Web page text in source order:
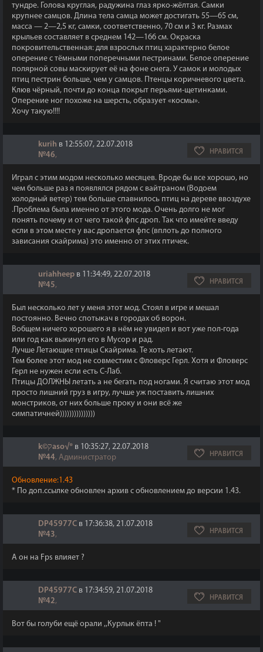
тундре. Голова круглая, радужина глаз ярко-жёлтая. Самки
крупнее самцов. Длина тела самца может достигать 55—65 см,
масса — 2—2,5 кг, самки, соответственно, 70 см и 3 кг. Размах
крыльев составляет в среднем 142—166 см. Окраска
покровительственная: для взрослых птиц характерно белое
оперение с тёмными поперечными пестринами. Белое оперение
полярной совы маскирует её на фоне снега. У самок и молодых
птиц пестрин больше, чем у самцов. Птенцы коричневого цвета.
Клюв чёрный, почти до конца покрыт перьями-щетинками.
Оперение ног похоже на шерсть, образует «космы».
Хочу такую!!!!
kurih в 12:55:07, 22.07.2018
№46, НРАВИТСЯ
Играл с этим модом несколько месяцев. Вроде бы все хорошо, но
чем больше раз я появлялся рядом с вайтраном (Водоем
холодный ветер) тем больше спавнилось птиц на дереве ввоздухе
.Проблема была именно от этого мода. Очень долго не мог
понять почему и от чего такой фпс дроп. Так что имейте введу
если в этом месте у вас дропается фпс (вплоть до полного
зависания скайрима) это именно от этих птичек.
uriahheep в 11:34:49, 22.07.2018
№45, НРАВИТСЯ
Был несколько лет у меня этот мод. Стоял в игре и мешал
постоянно. Вечно спотыкач в городах об ворон.
Вобщем ничего хорошего я в нём не увидел и вот уже пол-года
или год как выкинул его в Мусор и рад.
Лучше Летающие птицы Скайрима. Те хоть летают.
Тем более этот мод не совместим с Фловерс Герл. Хотя и Фловерс
Герл не нужен если есть С-Лаб.
Птицы ДОЛЖНЫ летать а не бегать под ногами. Я считаю этот мод
просто лишний груз в игру, лучше уж поставить лишних
монстриков, от них больше проку и они всё же
симпатичней)))))))))))))))
k©קaso√® в 10:35:27, 22.07.2018
№44, Администратор НРАВИТСЯ
Обновление:1.43
* По доп.ссылке обновлен архив с обновлением до версии 1.43.
DP45977C в 17:36:38, 21.07.2018
№43, НРАВИТСЯ
А он на Fps влияет ?
DP45977C в 17:34:59, 21.07.2018
№42, НРАВИТСЯ
Вот бы голуби ещё орали ,,Курлык ёпта ! "